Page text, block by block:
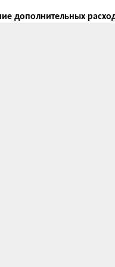
дополнительных